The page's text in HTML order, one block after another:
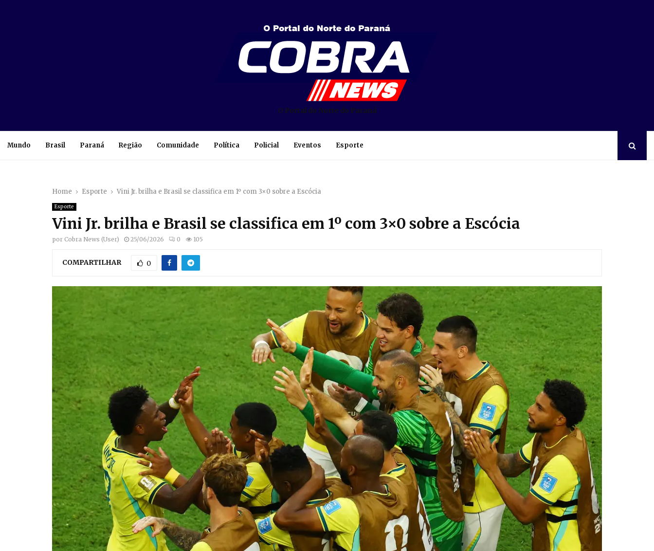
O Portal do Norte do Paraná
Mundo Brasil Paraná Região Comunidade Política Policial Eventos Esporte
Home Esporte Vini Jr. brilha e Brasil se classifica em 1º com 3×0 sobre a Escócia
Esporte
Vini Jr. brilha e Brasil se classifica em 1º com 3×0 sobre a Escócia
por Cobra News (User) 25/06/2026 0 105
COMPARTILHAR 0